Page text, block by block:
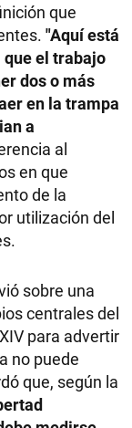
que
"Aquí está
el trabajo
dos o más
en la trampa
a
al
en que
de la
utilización del
sobre una
centrales del
para advertir
no puede
que, según la